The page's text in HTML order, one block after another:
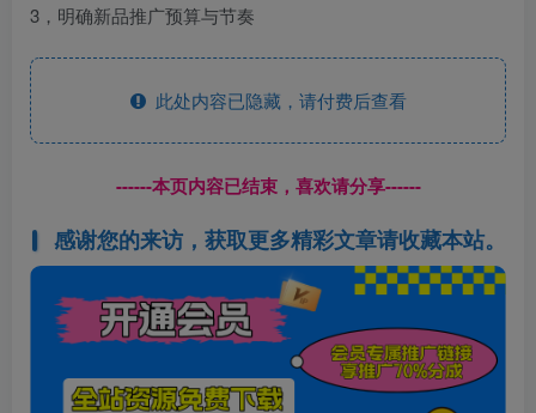
3，明确新品推广预算与节奏
此处内容已隐藏，请付费后查看
------本页内容已结束，喜欢请分享------
感谢您的来访，获取更多精彩文章请收藏本站。